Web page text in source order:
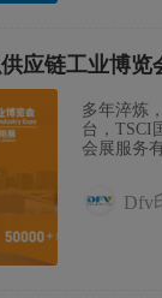
印花喷头
机、印花
喷墨印花
胶、热熔
统、电脑
到“丝路
育出一批
业展充分
应链工业博览
多年淬炼
台，TSCI
会展服务
技术，推
Dfv